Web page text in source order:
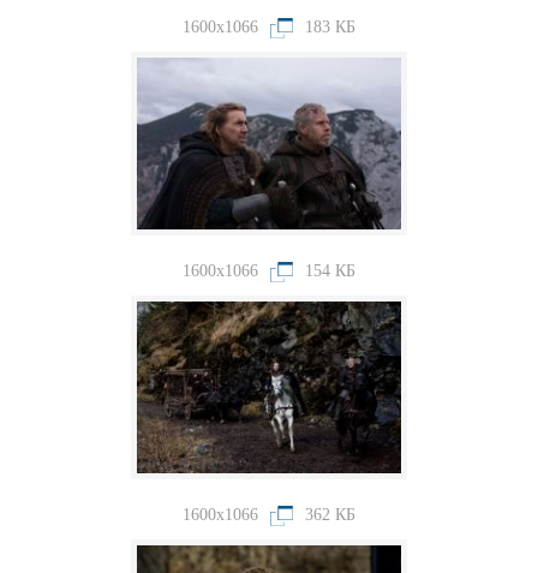
1600x1066 183 КБ
1600x1066 154 КБ
1600x1066 362 КБ